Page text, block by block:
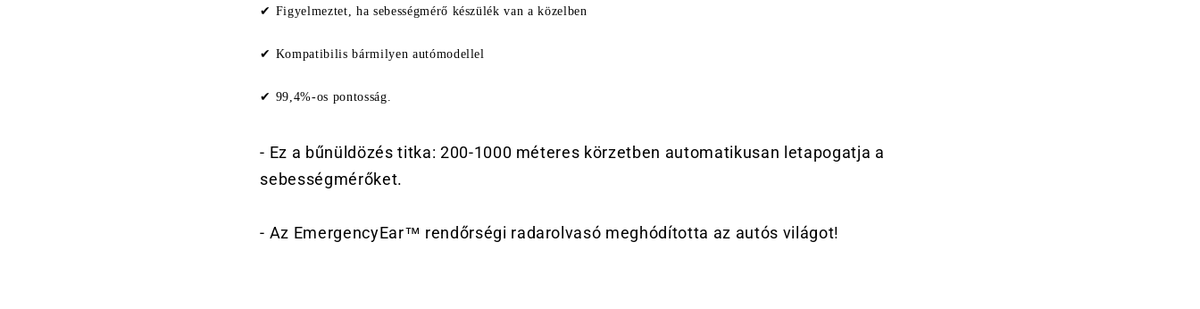
ó
t
r
a
m
✔ Figyelmeztet, ha sebességmérő készülék van a közelben
✔ Kompatibilis bármilyen autómodellel
✔ 99,4%-os pontosság.
- Ez a bűnüldözés titka: 200-1000 méteres körzetben automatikusan letapogatja a
sebességmérőket.
- Az EmergencyEar™ rendőrségi radarolvasó meghódította az autós világot!